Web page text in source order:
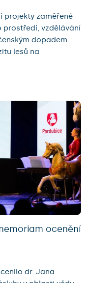
projekty zaměřené
prostředí, vzdělávání
dopadem.
lesů na
ocenění
dr. Jana